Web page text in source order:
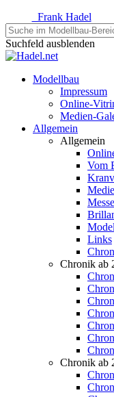
Frank Hadel
Suchfeld ausblenden
Modellbau
Impressum
Online-
Medien-
Allgemein
Allgemein
Vom
Links
Chronik ab
Chronik ab